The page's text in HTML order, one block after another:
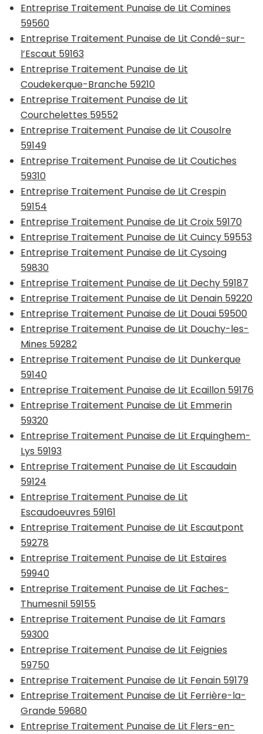
Entreprise Traitement Punaise de Lit Comines
59560
Entreprise Traitement Punaise de Lit Condé-sur-
l’Escaut 59163
Entreprise Traitement Punaise de Lit
Coudekerque-Branche 59210
Entreprise Traitement Punaise de Lit
Courchelettes 59552
Entreprise Traitement Punaise de Lit Cousolre
59149
Entreprise Traitement Punaise de Lit Coutiches
59310
Entreprise Traitement Punaise de Lit Crespin
59154
Entreprise Traitement Punaise de Lit Croix 59170
Entreprise Traitement Punaise de Lit Cuincy 59553
Entreprise Traitement Punaise de Lit Cysoing
59830
Entreprise Traitement Punaise de Lit Dechy 59187
Entreprise Traitement Punaise de Lit Denain 59220
Entreprise Traitement Punaise de Lit Douai 59500
Entreprise Traitement Punaise de Lit Douchy-les-
Mines 59282
Entreprise Traitement Punaise de Lit Dunkerque
59140
Entreprise Traitement Punaise de Lit Ecaillon 59176
Entreprise Traitement Punaise de Lit Emmerin
59320
Entreprise Traitement Punaise de Lit Erquinghem-
Lys 59193
Entreprise Traitement Punaise de Lit Escaudain
59124
Entreprise Traitement Punaise de Lit
Escaudoeuvres 59161
Entreprise Traitement Punaise de Lit Escautpont
59278
Entreprise Traitement Punaise de Lit Estaires
59940
Entreprise Traitement Punaise de Lit Faches-
Thumesnil 59155
Entreprise Traitement Punaise de Lit Famars
59300
Entreprise Traitement Punaise de Lit Feignies
59750
Entreprise Traitement Punaise de Lit Fenain 59179
Entreprise Traitement Punaise de Lit Ferrière-la-
Grande 59680
Entreprise Traitement Punaise de Lit Flers-en-